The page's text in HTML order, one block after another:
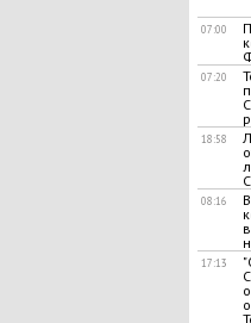
07:00
07:20
18:58
08:16
17:13